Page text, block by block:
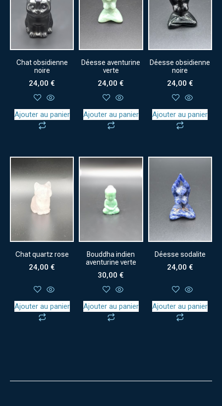
Chat obsidienne
noire
24,00€
Ajouter au panier
Déesse aventurine
verte
24,00€
Ajouter au panier
Déesse obsidienne
noire
24,00 €
Ajouter au panier
Chat quartz rose
24,00€
Ajouter au panier
Bouddha indien
aventurine verte
30,00€
Ajouter au panier
Déesse sodalite
24,00 €
Ajouter au panier